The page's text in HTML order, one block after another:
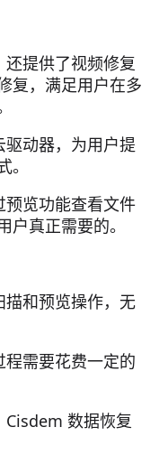
提供了视频修复
复，满足用户在多
动器，为用户提
览功能查看文件
真正需要的。
和预览操作，无
需要花费一定的
Cisdem 数据恢复